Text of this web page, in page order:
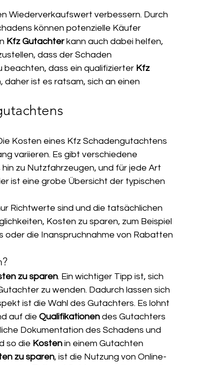
Wiederverkaufswert verbessern. Durch
können potenzielle Käufer
Kfz Gutachter kann auch dabei helfen,
dass der Schaden
beachten, dass ein qualifizierter Kfz
ist es ratsam, sich an einen
Kosten eines Kfz Schadengutachtens
variieren. Es gibt verschiedene
zu Nutzfahrzeugen, und für jede Art
ist eine grobe Übersicht der typischen
Richtwerte sind und die tatsächlichen
Kosten zu sparen, zum Beispiel
oder die Inanspruchnahme von Rabatten
zu sparen. Ein wichtiger Tipp ist, sich
zu wenden. Dadurch lassen sich
ist die Wahl des Gutachters. Es lohnt
auf die Qualifikationen des Gutachters
Dokumentation des Schadens und
so die Kosten in einem Gutachten
zu sparen, ist die Nutzung von Online-